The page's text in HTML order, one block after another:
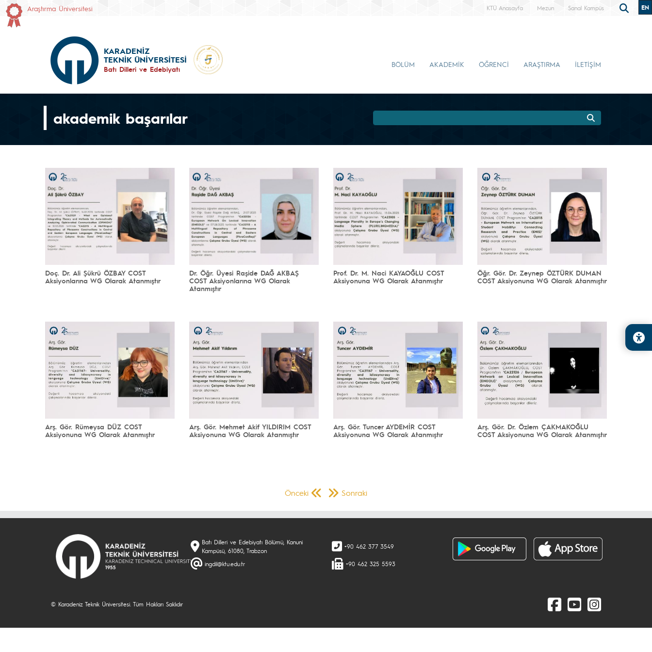
Araştırma Üniversitesi KTÜ Anasayfa Mezun Sanal Kampüs EN
KARADENİZ
TEKNİK ÜNİVERSİTESİ
Batı Dilleri ve Edebiyatı
BÖLÜM AKADEMİK ÖĞRENCİ ARAŞTIRMA İLETİŞİM
akademik başarılar
Doç. Dr. Ali Şükrü ÖZBAY COST
Aksiyonlarına WG Olarak Atanmıştır
Dr. Öğr. Üyesi Raşide DAĞ AKBAŞ
COST Aksiyonlarına WG Olarak
Atanmıştır
Prof. Dr. M. Naci KAYAOĞLU COST
Aksiyonuna WG Olarak Atanmıştır
Öğr. Gör. Dr. Zeynep ÖZTÜRK DUMAN
COST Aksiyonuna WG Olarak Atanmıştır
Arş. Gör. Rümeysa DÜZ COST
Aksiyonuna WG Olarak Atanmıştır
Arş. Gör. Mehmet Akif YILDIRIM COST
Aksiyonuna WG Olarak Atanmıştır
Arş. Gör. Tuncer AYDEMİR COST
Aksiyonuna WG Olarak Atanmıştır
Arş. Gör. Dr. Özlem ÇAKMAKOĞLU
COST Aksiyonuna WG Olarak Atanmıştır
Önceki Sonraki
Batı Dilleri ve Edebiyatı Bölümü, Kanuni
Kampüsü, 61080, Trabzon
ingdil@ktu.edu.tr
+90 462 377 3549
+90 462 325 5593
© Karadeniz Teknik Üniversitesi. Tüm Hakları Saklıdır